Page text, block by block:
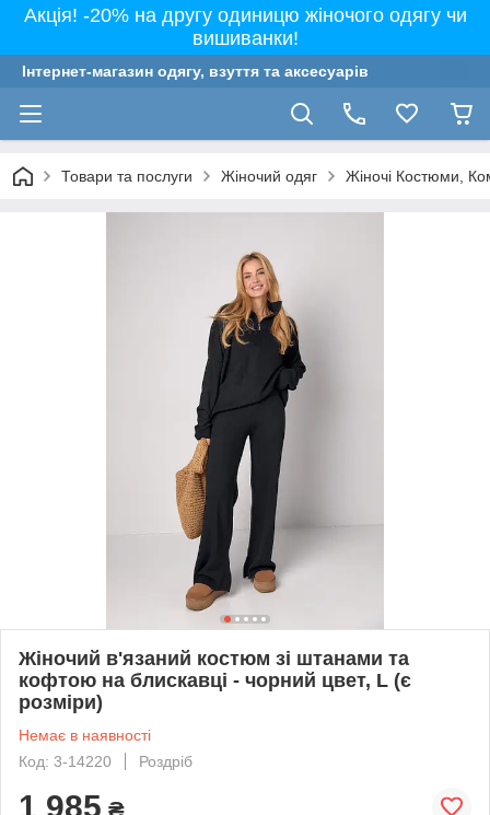
Акція! -20% на другу одиницю жіночого одягу чи
вишиванки!
Інтернет-магазин одягу, взуття та аксесуарів
Товари та послуги Жіночий одяг Жіночі Костюми,
Жіночий в'язаний костюм зі штанами та
кофтою на блискавці - чорний цвет, L (є
розміри)
Немає в наявності
Код: 3-14220
Роздріб
1 985